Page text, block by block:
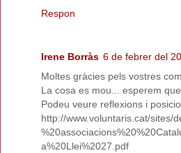
Respon
Irene Borràs 6 de febrer del
Moltes gràcies pels vostres
La cosa es mou... esperem
Podeu veure reflexions i
http://www.voluntaris.cat/sites/
a%20Llei%2027.pdf